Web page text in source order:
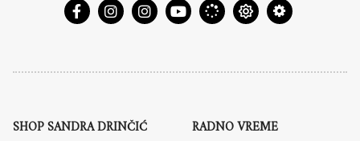
SHOP SANDRA DRINČIĆ RADNO VREME